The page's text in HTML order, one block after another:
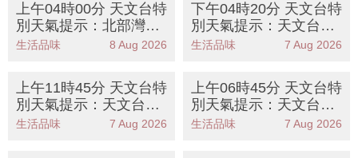
上午04時00分 天文台特
別天氣提示：北部灣熱
帶低氣壓對香港威脅不
生活品味 8 Aug 2026
下午04時20分 天文台特
別天氣提示：天文台特
別天氣提示高溫天氣持
生活品味 7 Aug 2026
上午11時45分 天文台特
別天氣提示：天文台發
出特別天氣提示本港週
生活品味 7 Aug 2026
上午06時45分 天文台特
別天氣提示：天文台發
出高溫提示提醒市民注
生活品味 7 Aug 2026